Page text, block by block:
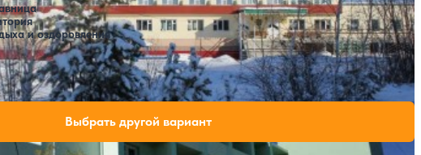
и оздоровления
Крытый бассейн
цен или свободных мест на выбранные даты
Выбрать другой вариант